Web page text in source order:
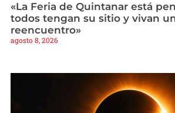
«La Feria de Quintanar está
todos tengan su sitio y vivan
reencuentro»
agosto 8, 2026